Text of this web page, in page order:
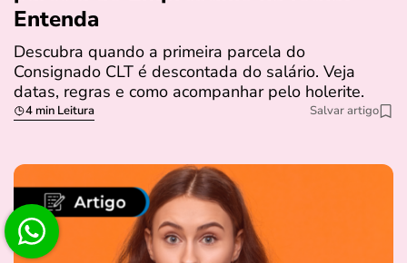
Entenda
Descubra quando a primeira parcela do
Consignado CLT é descontada do salário. Veja
datas, regras e como acompanhar pelo holerite.
4 min Leitura Salvar artigo